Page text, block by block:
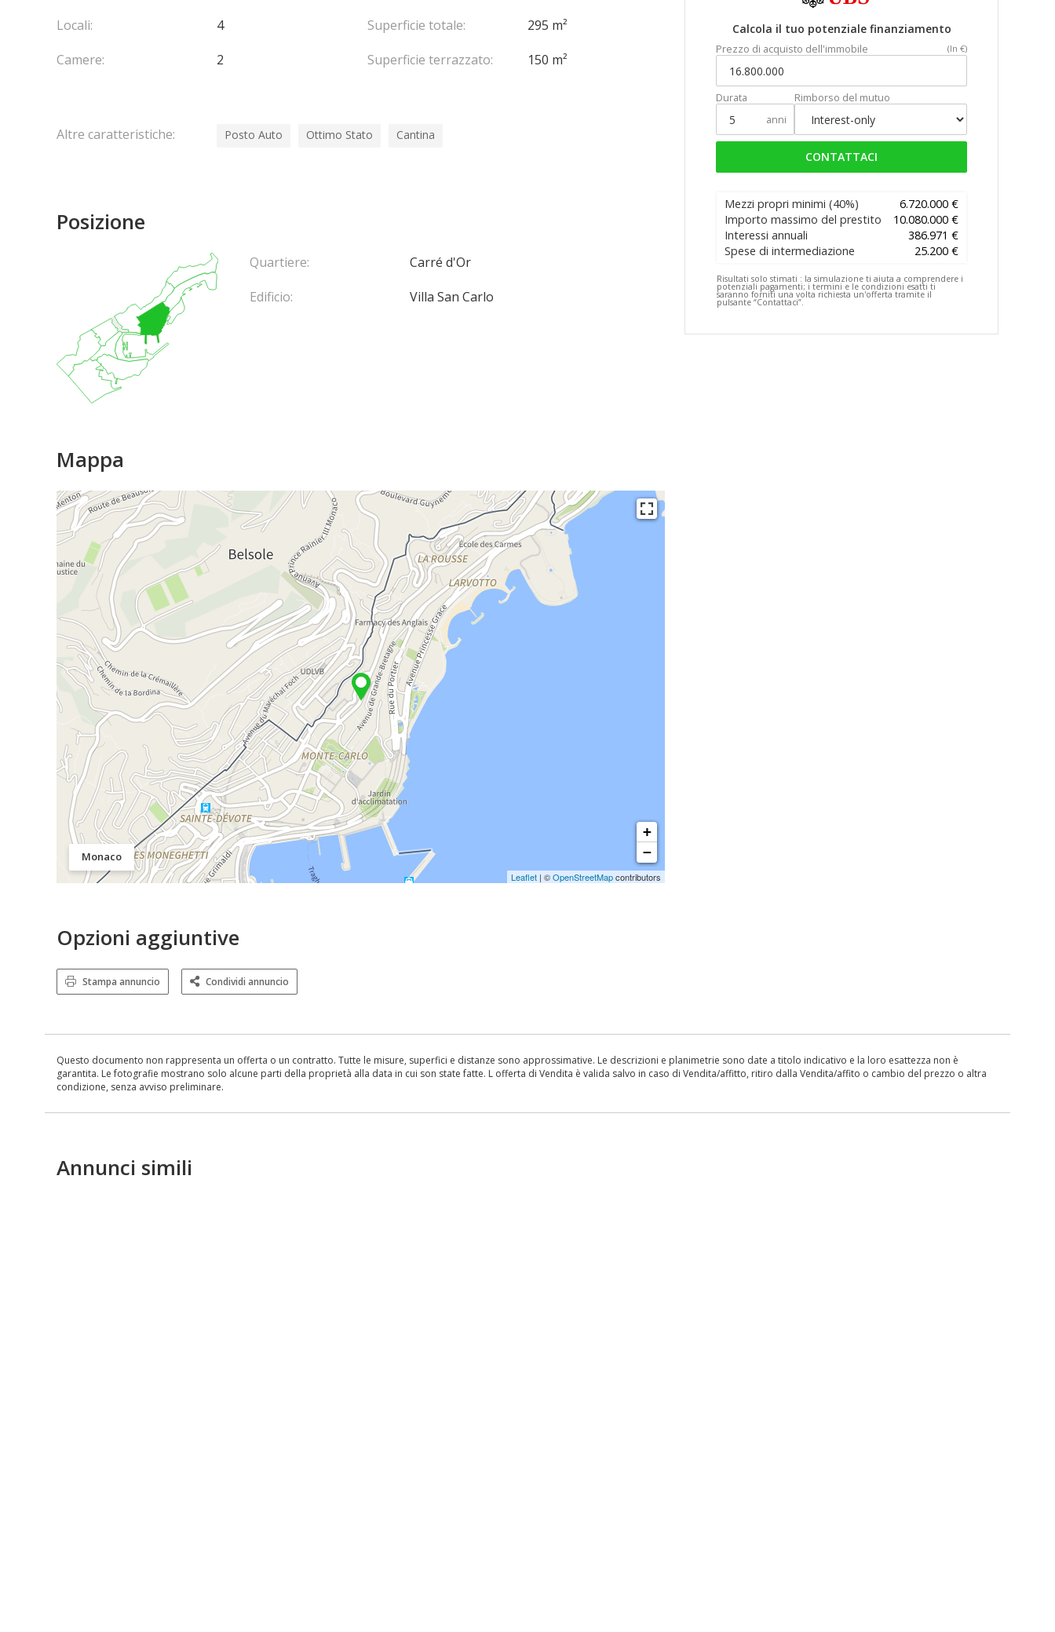
Calcola il tuo potenziale finanziamento
Prezzo di acquisto dell'immobile (In €)
Durata
anni
Rimborso del mutuo
CONTATTACI
Mezzi propri minimi (40%)
6.720.000 €
Importo massimo del prestito
10.080.000 €
Interessi annuali
386.971 €
Spese di intermediazione
25.200 €
Risultati solo stimati : la simulazione ti aiuta a comprendere i
potenziali pagamenti; i termini e le condizioni esatti ti
saranno forniti una volta richiesta un'offerta tramite il
pulsante “Contattaci”.
Locali:
4
Camere:
2
Superficie totale:
295 m²
Superficie terrazzato:
150 m²
Altre caratteristiche: Posto Auto Ottimo Stato Cantina
Posizione
Quartiere:
Carré d'Or
Edificio:
Villa San Carlo
Mappa
Monaco
+
−
Leaflet | ©OpenStreetMapcontributors
Opzioni aggiuntive
Stampa annuncio Condividi annuncio
Questo documento non rappresenta un offerta o un contratto. Tutte le misure, superfici e distanze sono approssimative. Le descrizioni e planimetrie sono date a titolo indicativo e la loro esattezza non è
garantita. Le fotografie mostrano solo alcune parti della proprietà alla data in cui son state fatte. L offerta di Vendita è valida salvo in caso di Vendita/affitto, ritiro dalla Vendita/affito o cambio del prezzo o altra
condizione, senza avviso preliminare.
Annunci simili